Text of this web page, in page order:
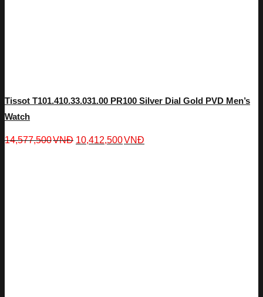
Tissot T101.410.33.031.00 PR100 Silver Dial Gold PVD Men’s
Watch
14,577,500VNĐ 10,412,500VNĐ